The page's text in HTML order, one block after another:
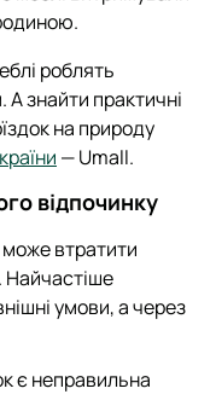
роблять
знайти практичні
на природу
— Umall.
відпочинку
втратити
Найчастіше
умови, а через
є неправильна